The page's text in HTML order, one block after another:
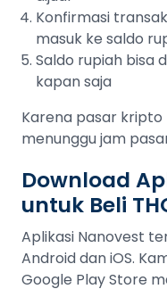
Konfirmasi
masuk ke saldo
Saldo rupiah bisa
kapan saja
Karena pasar
menunggu jam
Download
untuk Beli
Aplikasi Nanovest
Android dan iOS.
Google Play Store